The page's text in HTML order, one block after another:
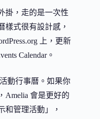
掛，走的是一次性
樣式很有設計感，
上，更新
Calendar。
動行事曆。如果你
Amelia 會是更好的
和管理活動」，